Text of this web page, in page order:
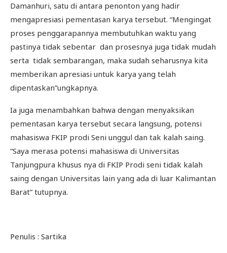
Damanhuri, satu di antara penonton yang hadir
mengapresiasi pementasan karya tersebut. “Mengingat
proses penggarapannya membutuhkan waktu yang
pastinya tidak sebentar dan prosesnya juga tidak mudah
serta tidak sembarangan, maka sudah seharusnya kita
memberikan apresiasi untuk karya yang telah
dipentaskan”ungkapnya.
Ia juga menambahkan bahwa dengan menyaksikan
pementasan karya tersebut secara langsung, potensi
mahasiswa FKIP prodi Seni unggul dan tak kalah saing.
“Saya merasa potensi mahasiswa di Universitas
Tanjungpura khusus nya di FKIP Prodi seni tidak kalah
saing dengan Universitas lain yang ada di luar Kalimantan
Barat” tutupnya.
Penulis : Sartika